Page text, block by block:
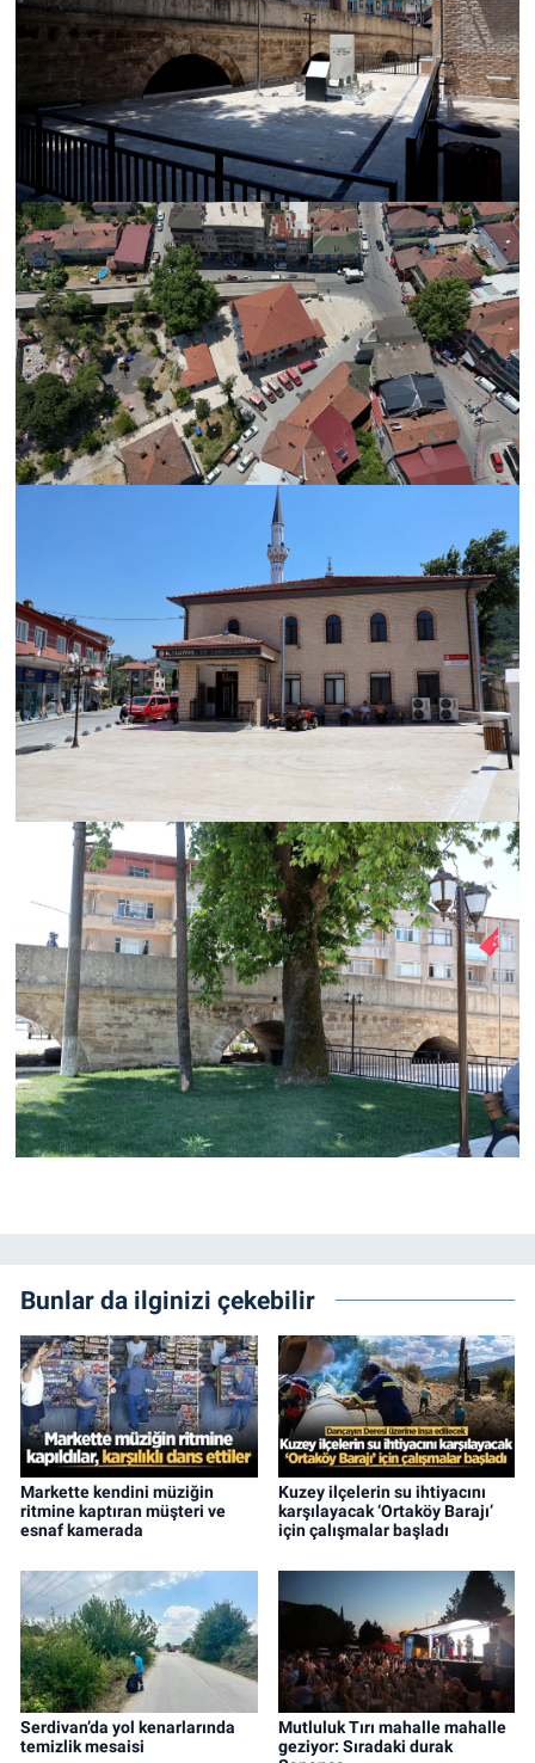
Bunlar da ilginizi çekebilir
Markette kendini müziğin
ritmine kaptıran müşteri ve
esnaf kamerada
Kuzey ilçelerin su ihtiyacını
karşılayacak ‘Ortaköy Barajı’
için çalışmalar başladı
Serdivan’da yol kenarlarında
temizlik mesaisi
Mutluluk Tırı mahalle mahalle
geziyor: Sıradaki durak